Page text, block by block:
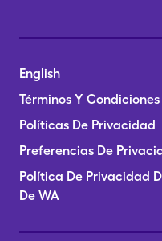
English
Términos Y Condiciones
Políticas De Privacidad
Preferencias De
Política De Privacidad
De WA